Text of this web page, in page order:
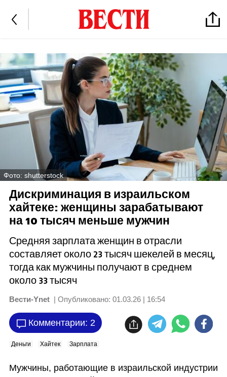
Фото: shutterstock
Дискриминация в израильском
хайтеке: женщины зарабатывают
на 10 тысяч меньше мужчин
Средняя зарплата женщин в отрасли
составляет около 23 тысяч шекелей в месяц,
тогда как мужчины получают в среднем
около 33 тысяч
Вести-Ynet | Опубликовано: 01.03.26 | 16:54
Комментарии: 2
Деньги Хайтек Зарплата
Мужчины, работающие в израильской индустрии